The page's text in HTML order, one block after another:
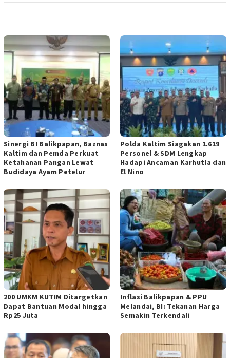
Sinergi BI Balikpapan, Baznas
Kaltim dan Pemda Perkuat
Ketahanan Pangan Lewat
Budidaya Ayam Petelur
Polda Kaltim Siagakan 1.619
Personel & SDM Lengkap
Hadapi Ancaman Karhutla dan
El Nino
200 UMKM KUTIM Ditargetkan
Dapat Bantuan Modal hingga
Rp25 Juta
Inflasi Balikpapan & PPU
Melandai, BI: Tekanan Harga
Semakin Terkendali